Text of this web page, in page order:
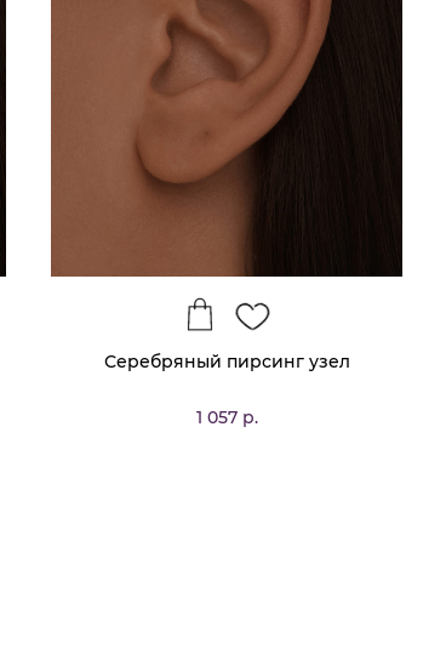
Серебряный пирсинг узел
1 057 р.